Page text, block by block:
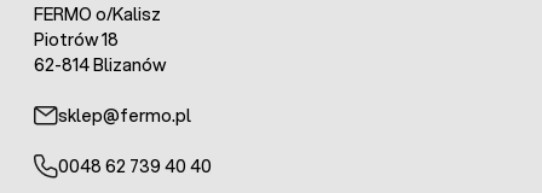
FERMO o/Kalisz
Piotrów 18
62-814 Blizanów
sklep@fermo.pl
0048 62 739 40 40